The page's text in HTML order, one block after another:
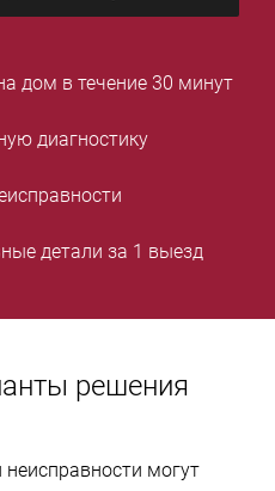
дом в течение 30 минут
диагностику
детали за 1 выезд
решения
могут